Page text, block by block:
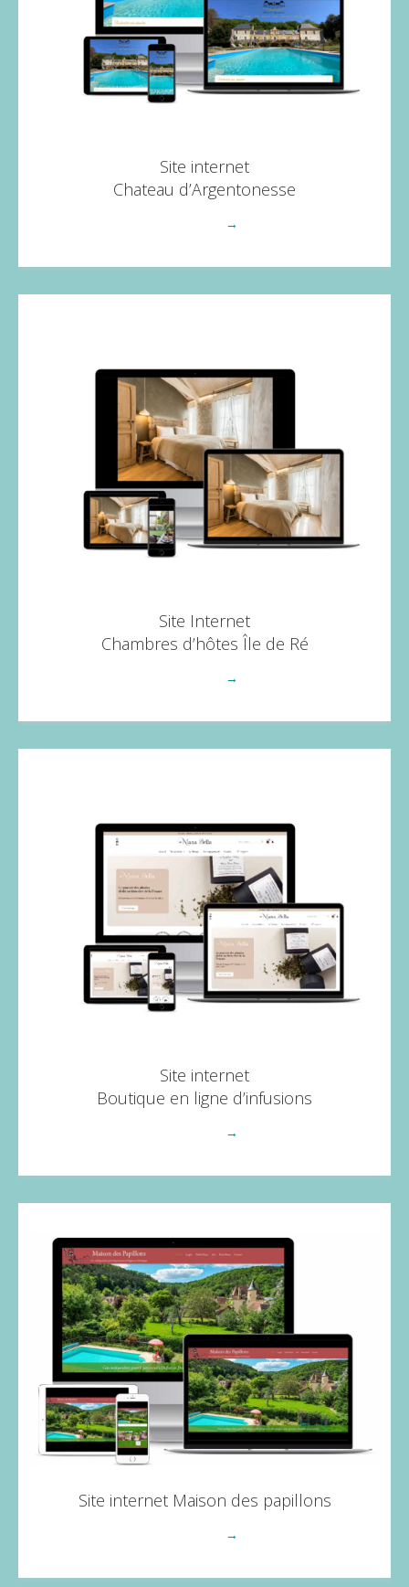
Site internet
Chateau d’Argentonesse
→
Site Internet
Chambres d’hôtes Île de Ré
→
Site internet
Boutique en ligne d’infusions
→
Site internet Maison des papillons
→